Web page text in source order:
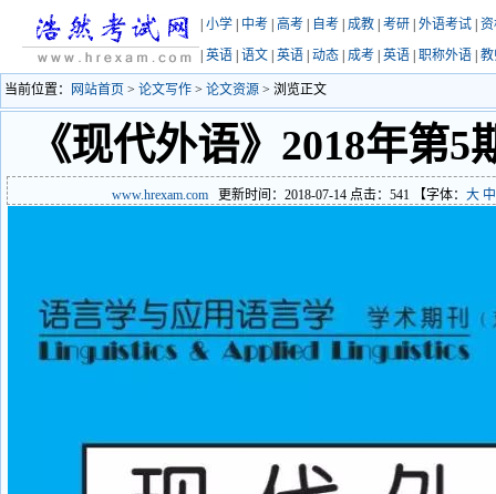
小学 中考 高考 自考 成教 考研 外语考试
英语 语文 英语 动态 成考 英语 职称外语
当前位置： 网站首页 > 论文写作 > 论文资源 > 浏览正文
《现代外语》2018年第
www.hrexam.com 更新时间：2018-07-14 点击： 541 【字体： 大 中